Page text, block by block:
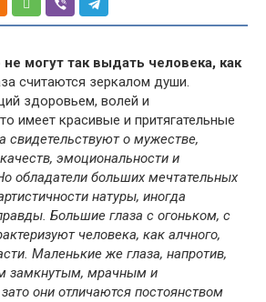
могут так выдать человека, как
считаются зеркалом души.
здоровьем, волей и
имеет красивые и притягательные
свидетельствуют о мужестве,
эмоциональности и
обладатели больших мечтательных
натуры, иногда
Большие глаза с огоньком, с
человека, как алчного,
Маленькие же глаза, напротив,
замкнутым, мрачным и
они отличаются постоянством